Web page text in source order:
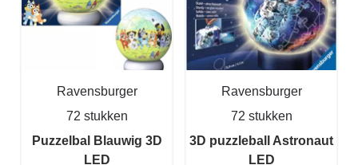
Ravensburger
72 stukken
Puzzelbal Blauwig 3D
LED
Ravensburger
72 stukken
3D puzzleball Astronaut
LED